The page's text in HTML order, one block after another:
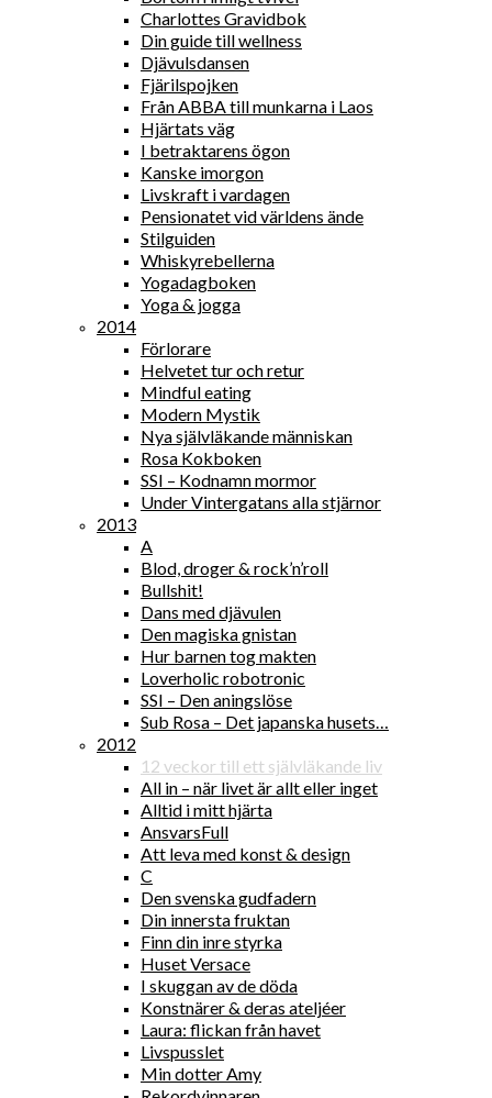
Charlottes Gravidbok
Din guide till wellness
Djävulsdansen
Fjärilspojken
Från ABBA till munkarna i Laos
Hjärtats väg
I betraktarens ögon
Kanske imorgon
Livskraft i vardagen
Pensionatet vid världens ände
Stilguiden
Whiskyrebellerna
Yogadagboken
Yoga & jogga
2014
Förlorare
Helvetet tur och retur
Mindful eating
Modern Mystik
Nya självläkande människan
Rosa Kokboken
SSI – Kodnamn mormor
Under Vintergatans alla stjärnor
2013
A
Blod, droger & rock’n’roll
Bullshit!
Dans med djävulen
Den magiska gnistan
Hur barnen tog makten
Loverholic robotronic
SSI – Den aningslöse
Sub Rosa – Det japanska husets…
2012
12 veckor till ett självläkande liv
All in – när livet är allt eller inget
Alltid i mitt hjärta
AnsvarsFull
Att leva med konst & design
C
Den svenska gudfadern
Din innersta fruktan
Finn din inre styrka
Huset Versace
I skuggan av de döda
Konstnärer & deras ateljéer
Laura: flickan från havet
Livspusslet
Min dotter Amy